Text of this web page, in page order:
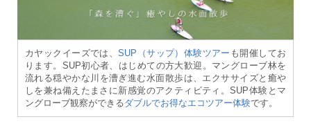
カヤックイーズでは、SUP（サップ）体験ツアー も開催してお
ります。SUP初心者、はじめての方大歓迎。マングローブ林を
流れる穏やかな川を漕ぎ進む水面散歩は、エクササイズと癒や
しを兼ね備えたまさに新感覚のアクティビティ。SUP体験とマ
ングローブ観察ができるダブルでお得なエコツアー体験です。